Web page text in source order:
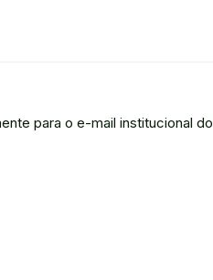
para o e-mail institucional do